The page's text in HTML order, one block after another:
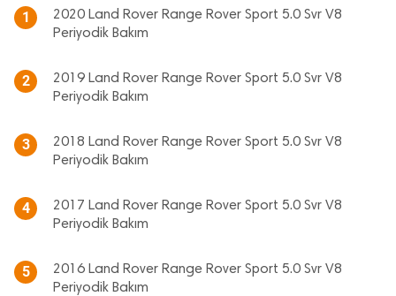
1
2020 Land Rover Range Rover Sport 5.0 Svr V8
Periyodik Bakım
2
2019 Land Rover Range Rover Sport 5.0 Svr V8
Periyodik Bakım
3
2018 Land Rover Range Rover Sport 5.0 Svr V8
Periyodik Bakım
4
2017 Land Rover Range Rover Sport 5.0 Svr V8
Periyodik Bakım
5
2016 Land Rover Range Rover Sport 5.0 Svr V8
Periyodik Bakım